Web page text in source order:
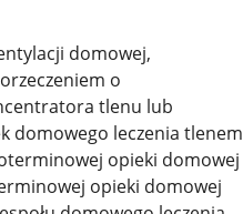
domowej,
o
tlenu lub
domowego leczenia tlenem
opieki domowej
opieki domowej